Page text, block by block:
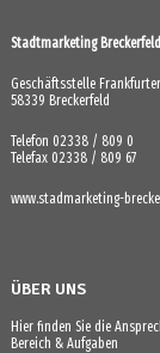
Stadtmarketing Breckerfeld
Geschäftsstelle
58339 Breckerfeld
Telefon 02338 / 809 0
Telefax 02338 / 809 67
www.stadmarketing-
ÜBER UNS
Hier finden Sie die
Bereich & Aufgaben